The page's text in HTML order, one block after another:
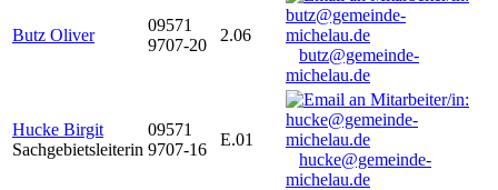
Butz Oliver
09571
9707-20
2.06
butz@gemeinde-
michelau.de
Hucke Birgit
Sachgebietsleiterin
09571
9707-16
E.01
hucke@gemeinde-
michelau.de